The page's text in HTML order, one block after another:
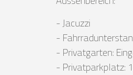
- Jacuzzi
-
- Privatgarten:
- Privatparkplatz: